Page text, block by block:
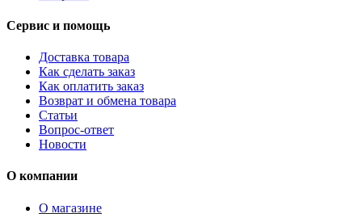
Сервис и помощь
Доставка товара
Как сделать заказ
Как оплатить заказ
Возврат и обмена товара
Статьи
Вопрос-ответ
Новости
О компании
О магазине